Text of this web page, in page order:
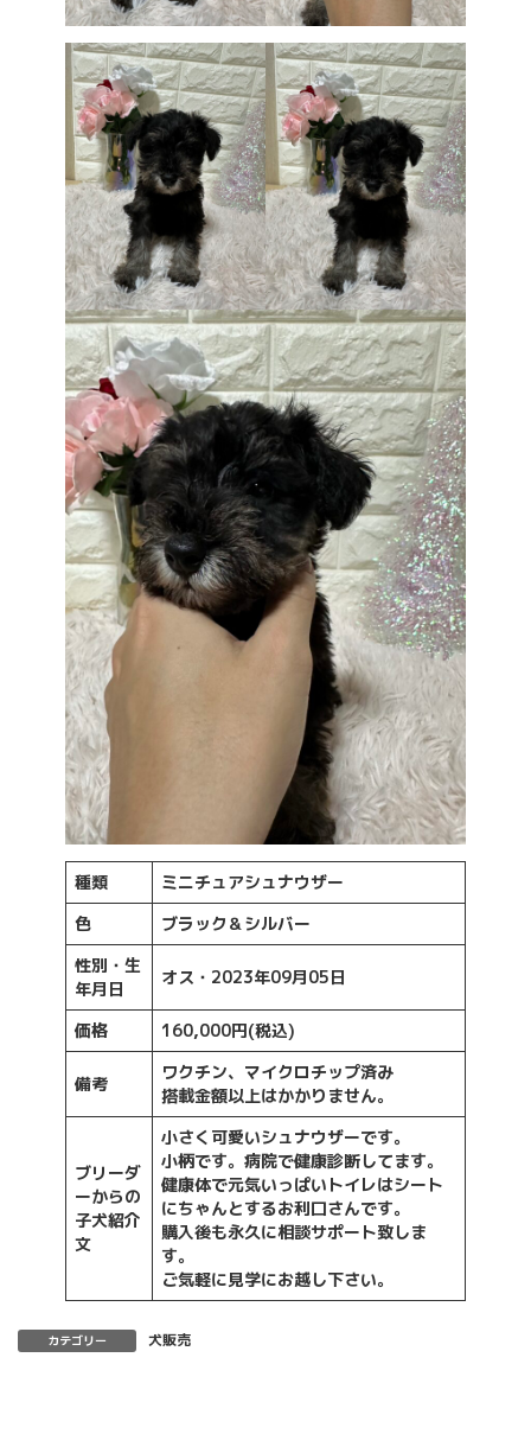
種類
ミニチュアシュナウザー
色
ブラック＆シルバー
性別・生
年月日
オス・2023年09月05日
価格 160,000円(税込)
備考
ワクチン、マイクロチップ済み
搭載金額以上はかかりません。
ブリーダ
ーからの
子犬紹介
文
小さく可愛いシュナウザーです。
小柄です。病院で健康診断してます。
健康体で元気いっぱいトイレはシート
にちゃんとするお利口さんです。
購入後も永久に相談サポート致しま
す。
ご気軽に見学にお越し下さい。
カテゴリー 犬販売